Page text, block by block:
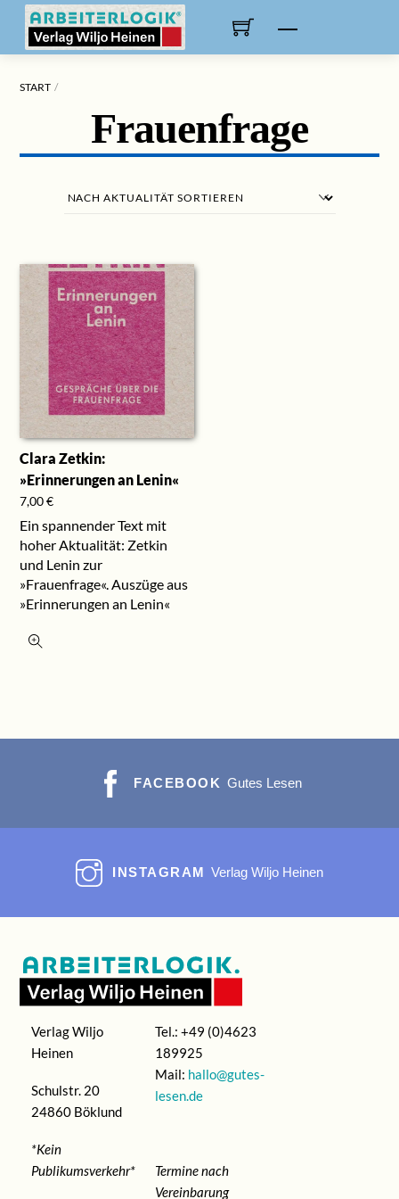
content
START
Frauenfrage
Clara Zetkin:
»Erinnerungen an Lenin«
7,00€
Ein spannender Text mit
hoher Aktualität: Zetkin
und Lenin zur
»Frauenfrage«. Auszüge aus
»Erinnerungen an Lenin«
FACEBOOK Gutes Lesen
INSTAGRAM Verlag Wiljo Heinen
Verlag Wiljo
Heinen
Schulstr. 20
24860 Böklund
*Kein
Publikumsverkehr*
Tel.: +49 (0)4623
189925
Mail: hallo@gutes-
lesen.de
Termine nach
Vereinbarung